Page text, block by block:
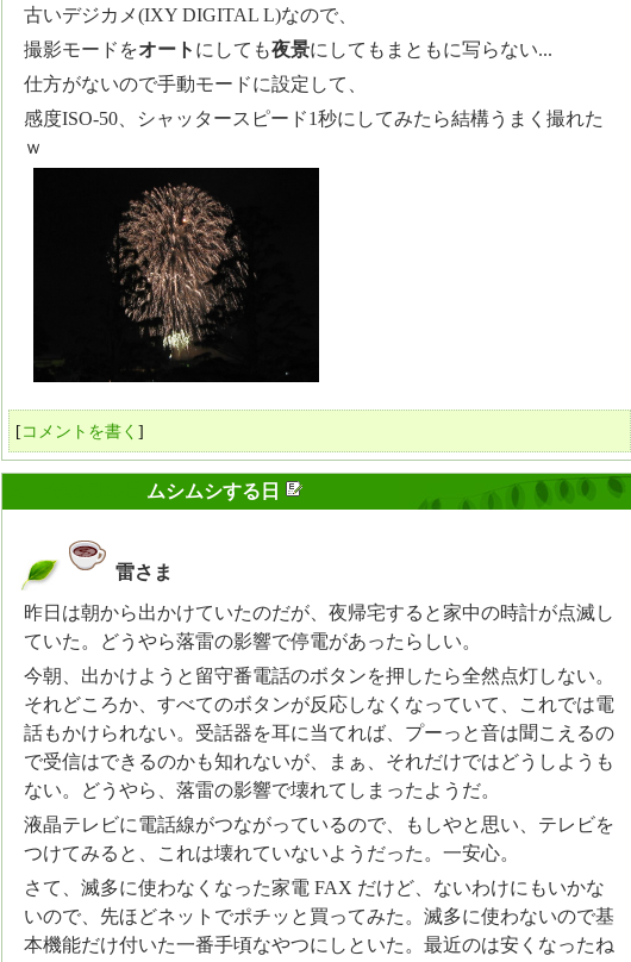
古いデジカメ(IXY DIGITAL L)なので、
撮影モードをオート にしても夜景にしてもまともに写らない...
仕方がないので手動モードに設定して、
感度ISO-50、シャッタースピード1秒にしてみたら結構うまく撮れた
ｗ
[コメントを書く ]
ムシムシする日
雷さま
昨日は朝から出かけていたのだが、夜帰宅すると家中の時計が点滅し
ていた。どうやら落雷の影響で停電があったらしい。
今朝、出かけようと留守番電話のボタンを押したら全然点灯しない。
それどころか、すべてのボタンが反応しなくなっていて、これでは電
話もかけられない。受話器を耳に当てれば、プーっと音は聞こえるの
で受信はできるのかも知れないが、まぁ、それだけではどうしようも
ない。どうやら、落雷の影響で壊れてしまったようだ。
液晶テレビに電話線がつながっているので、もしやと思い、テレビを
つけてみると、これは壊れていないようだった。一安心。
さて、滅多に使わなくなった家電 FAX だけど、ないわけにもいかな
いので、先ほどネットでポチッと買ってみた。滅多に使わないので基
本機能だけ付いた一番手頃なやつにしといた。最近のは安くなったね